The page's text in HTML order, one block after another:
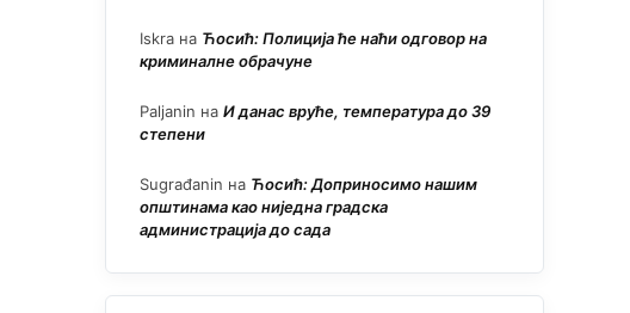
Iskra на Ћосић: Полиција ће наћи одговор на
криминалне обрачуне
Paljanin на И данас вруће, температура до 39
степени
Sugrađanin на Ћосић: Доприносимо нашим
општинама као ниједна градска
администрација до сада